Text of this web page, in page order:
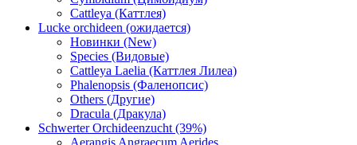
Cattleya (Каттлея)
Lucke orchideen (ожидается)
Новинки (New)
Species (Видовые)
Cattleya Laelia (Каттлея Лилеа)
Phalenopsis (Фаленопсис)
Others (Другие)
Dracula (Дракула)
Schwerter Orchideenzucht (39%)